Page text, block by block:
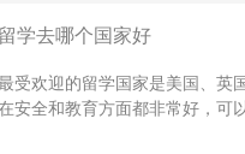
留学去哪个国家好
受欢迎的留学国家是美国、英
安全和教育方面都非常好，可